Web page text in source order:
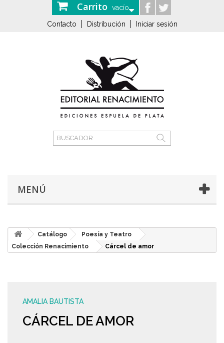
Carrito vacío
Contacto Distribución Iniciar sesión
MENÚ
Catálogo
Poesía y Teatro
Colección Renacimiento
Cárcel de amor
AMALIA BAUTISTA
CÁRCEL DE AMOR